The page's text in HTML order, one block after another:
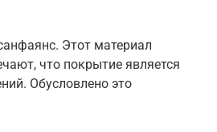
Этот материал
что покрытие является
Обусловлено это